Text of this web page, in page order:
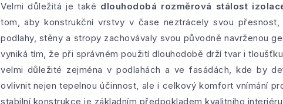
Velmi důležitá je také dlouhodobá rozměrová stálost
tom, aby konstrukční vrstvy v čase neztrácely svou
podlahy, stěny a stropy zachovávaly svou původně navrženou
vyniká tím, že při správném použití dlouhodobě drží tvar i
velmi důležité zejména v podlahách a ve fasádách, kde by
ovlivnit nejen tepelnou účinnost, ale i celkový komfort vnímání
stabilní konstrukce je základním předpokladem kvalitního